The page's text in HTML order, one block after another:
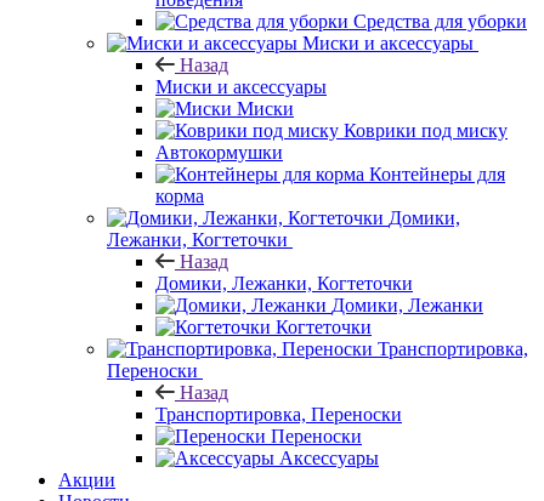
Средства для уборки
Миски и аксессуары
Назад
Миски и аксессуары
Миски
Коврики под миску
Автокормушки
Контейнеры для
корма
Домики,
Лежанки, Когтеточки
Назад
Домики, Лежанки, Когтеточки
Домики, Лежанки
Когтеточки
Транспортировка,
Переноски
Назад
Транспортировка, Переноски
Переноски
Аксессуары
Акции